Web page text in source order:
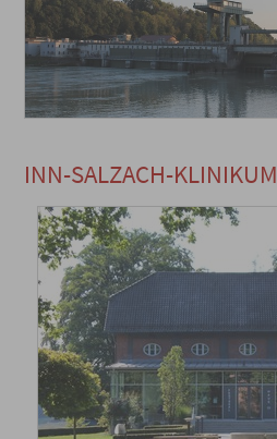
INN-SALZACH-KLINIKUM